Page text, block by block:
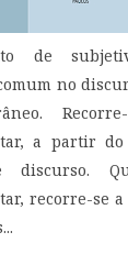
de
no
a partir
discurso.
recorre-se